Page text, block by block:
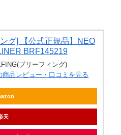
グ] 【公式正規品】NEO
BRF145219
ブリーフィング)
商品レビュー・口コミを見る
天